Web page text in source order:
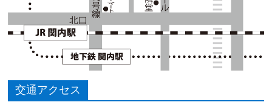
交通アクセス